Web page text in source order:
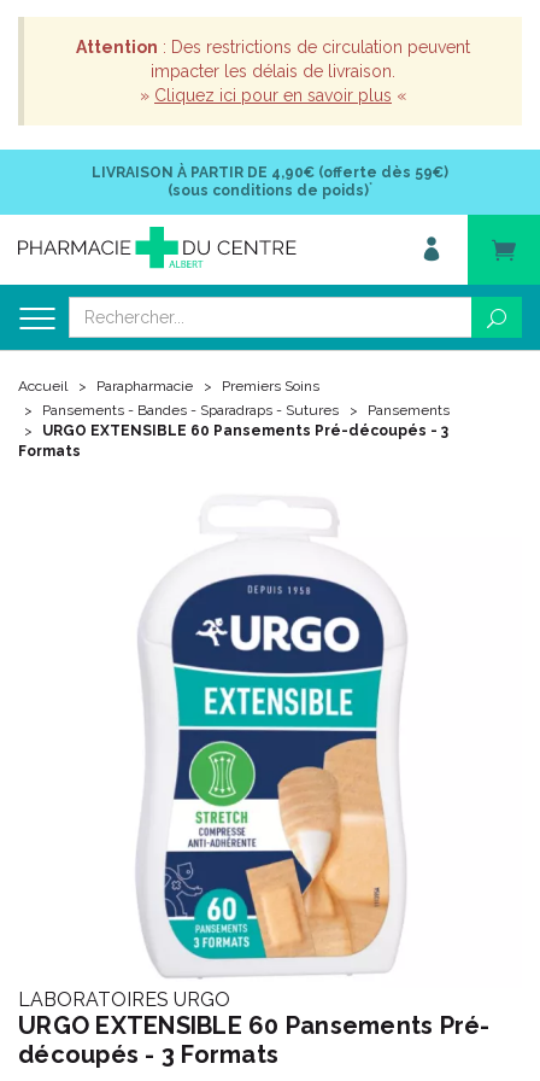
Attention : Des restrictions de circulation peuvent
impacter les délais de livraison.
» Cliquez ici pour en savoir plus «
LIVRAISON À PARTIR DE 4,90€ (offerte dès 59€)
(sous conditions de poids)*
Accueil Parapharmacie
Premiers Soins
Pansements - Bandes - Sparadraps - Sutures
Pansements
URGO EXTENSIBLE 60 Pansements Pré-découpés - 3
Formats
LABORATOIRES URGO
URGO EXTENSIBLE 60 Pansements Pré-
découpés - 3 Formats